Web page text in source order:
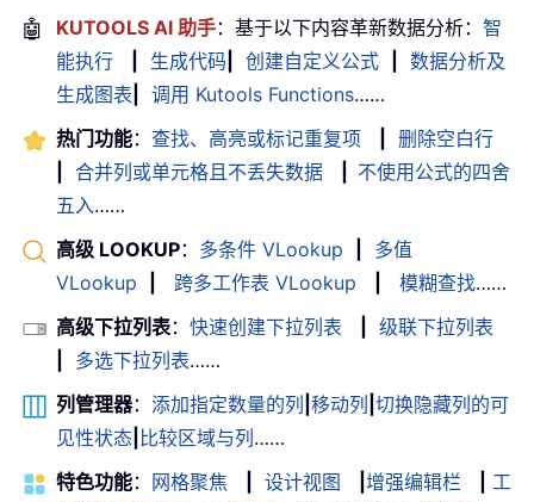
🤖 KUTOOLS AI 助手：基于以下内容革新数据分析： 智
能执行
生成代码 创建自定义公式
数据分析及
生成图表
调用 Kutools Functions……
热门功能： 查找、高亮或标记重复项
删除空白行
合并列或单元格且不丢失数据
不使用公式的四舍
五入……
高级 LOOKUP： 多条件 VLookup
多值
VLookup
跨多工作表 VLookup 模糊查找……
高级下拉列表： 快速创建下拉列表
级联下拉列表
多选下拉列表……
列管理器： 添加指定数量的列 移动列 切换隐藏列的可
见性状态 比较区域与列 ……
特色功能： 网格聚焦 设计视图 增强编辑栏
工